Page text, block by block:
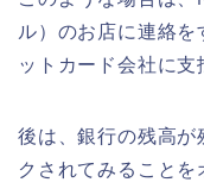
ル）のお店に連絡
ットカード会社に支
後は、銀行の残高が
クされてみることを